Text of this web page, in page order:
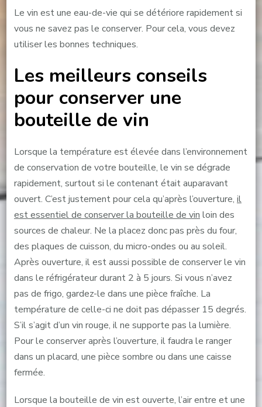
Le vin est une eau-de-vie qui se détériore rapidement si
vous ne savez pas le conserver. Pour cela, vous devez
utiliser les bonnes techniques.
Les meilleurs conseils
pour conserver une
bouteille de vin
Lorsque la température est élevée dans l’environnement
de conservation de votre bouteille, le vin se dégrade
rapidement, surtout si le contenant était auparavant
ouvert. C’est justement pour cela qu’après l’ouverture, il
est essentiel de conserver la bouteille de vin loin des
sources de chaleur. Ne la placez donc pas près du four,
des plaques de cuisson, du micro-ondes ou au soleil.
Après ouverture, il est aussi possible de conserver le vin
dans le réfrigérateur durant 2 à 5 jours. Si vous n’avez
pas de frigo, gardez-le dans une pièce fraîche. La
température de celle-ci ne doit pas dépasser 15 degrés.
S’il s’agit d’un vin rouge, il ne supporte pas la lumière.
Pour le conserver après l’ouverture, il faudra le ranger
dans un placard, une pièce sombre ou dans une caisse
fermée.
Lorsque la bouteille de vin est ouverte, l’air entre et une